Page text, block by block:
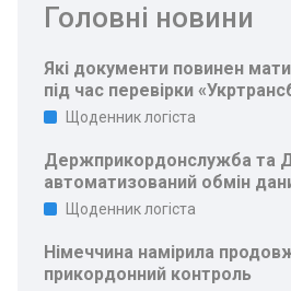
Головні новини
Які документи повинен
під час перевірки
Щоденник логіста
Держприкордонслужба та
автоматизований обмін
Щоденник логіста
Німеччина намірила
прикордонний контроль